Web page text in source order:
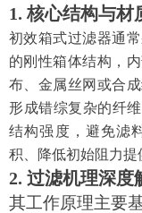
1. 核心结构与材
初效箱式过滤器通
的刚性箱体结构，
布、金属丝网或合
形成错综复杂的纤
结构强度，避免滤
积、降低初始阻力提
2. 过滤机理深度
其工作原理主要